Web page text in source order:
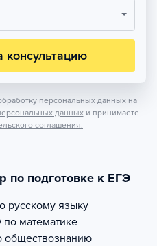
консультацию
персональных данных на
данных и принимаете
соглашения.
по подготовке к ЕГЭ
русскому языку
по математике
обществознанию